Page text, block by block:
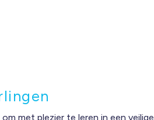
met plezier te leren in een veilige